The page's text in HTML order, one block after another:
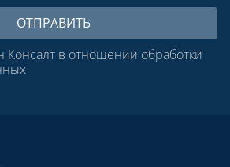
в отношении обработки